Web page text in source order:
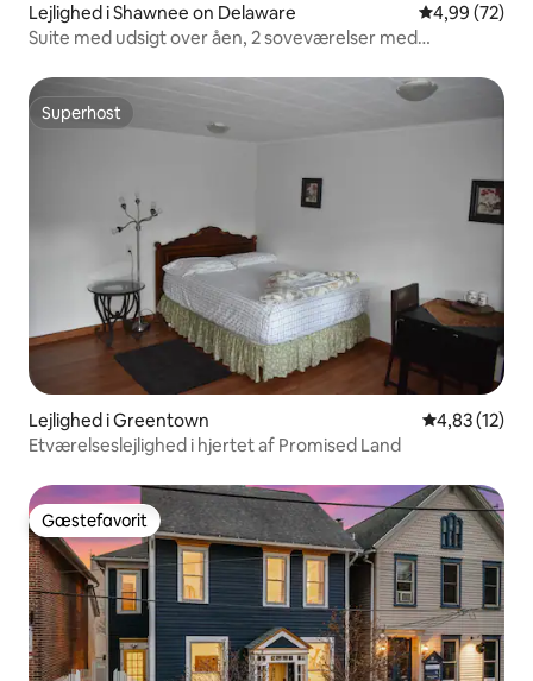
Lejlighed i Shawnee on Delaware 4,99 ud af 5 i
4,99 (72)
Suite med udsigt over åen, 2 soveværelser med
Superhost
Superhost
Lejlighed i Greentown 4,83 ud af 5
4,83 (12)
Etværelseslejlighed i hjertet af Promised Land
Gæstefavorit
Gæstefavorit